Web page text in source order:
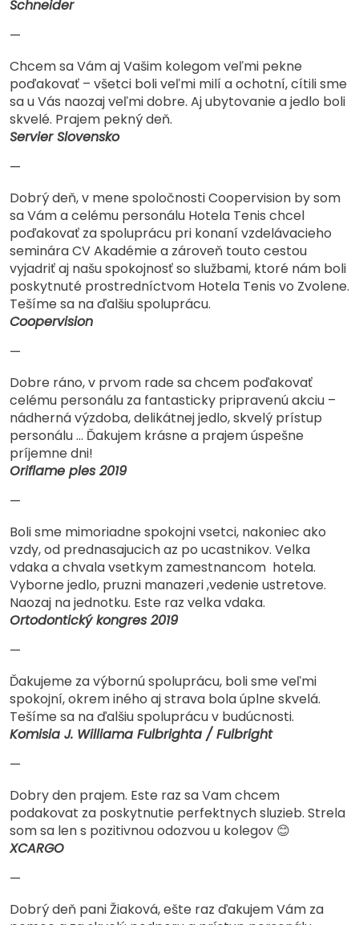
Schneider
—
Chcem sa Vám aj Vašim kolegom veľmi pekne
poďakovať – všetci boli veľmi milí a ochotní, cítili sme
sa u Vás naozaj veľmi dobre. Aj ubytovanie a jedlo boli
skvelé. Prajem pekný deň.
Servier Slovensko
—
Dobrý deň, v mene spoločnosti Coopervision by som
sa Vám a celému personálu Hotela Tenis chcel
poďakovať za spoluprácu pri konaní vzdelávacieho
seminára CV Akadémie a zároveň touto cestou
vyjadriť aj našu spokojnosť so službami, ktoré nám boli
poskytnuté prostredníctvom Hotela Tenis vo Zvolene.
Tešíme sa na ďalšiu spoluprácu.
Coopervision
—
Dobre ráno, v prvom rade sa chcem poďakovať
celému personálu za fantasticky pripravenú akciu –
nádherná výzdoba, delikátnej jedlo, skvelý prístup
personálu … Ďakujem krásne a prajem úspešne
príjemne dni!
Oriflame ples 2019
—
Boli sme mimoriadne spokojni vsetci, nakoniec ako
vzdy, od prednasajucich az po ucastnikov. Velka
vdaka a chvala vsetkym zamestnancom hotela.
Vyborne jedlo, pruzni manazeri ,vedenie ustretove.
Naozaj na jednotku. Este raz velka vdaka.
Ortodontický kongres 2019
—
Ďakujeme za výbornú spoluprácu, boli sme veľmi
spokojní, okrem iného aj strava bola úplne skvelá.
Tešíme sa na ďalšiu spoluprácu v budúcnosti.
Komisia J. Williama Fulbrighta / Fulbright
—
Dobry den prajem. Este raz sa Vam chcem
podakovat za poskytnutie perfektnych sluzieb. Strela
som sa len s pozitivnou odozvou u kolegov 😊
XCARGO
—
Dobrý deň pani Žiaková, ešte raz ďakujem Vám za